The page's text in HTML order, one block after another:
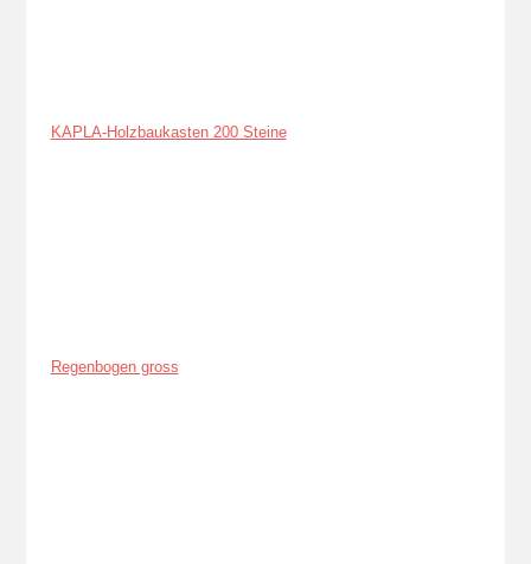
KAPLA-Holzbaukasten 200 Steine
Regenbogen gross